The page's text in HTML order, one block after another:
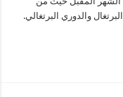
والدوري البرتغالي.